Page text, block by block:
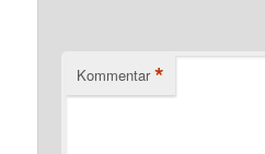
Kommentar *